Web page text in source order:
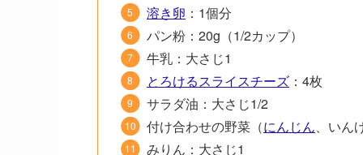
溶き卵 ：1個分
パン粉：20g（1/2カップ）
牛乳：大さじ1
とろけるスライスチーズ ：4枚
サラダ油：大さじ1/2
付け合わせの野菜（にんじん、いん
みりん：大さじ1